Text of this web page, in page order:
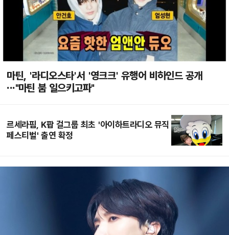
마틴, '라디오스타'서 '영크크' 유행어 비하인드 공개
···"마틴 붐 일으키고파"
르세라핌, K팝 걸그룹 최초 '아이하트라디오 뮤직
페스티벌' 출연 확정